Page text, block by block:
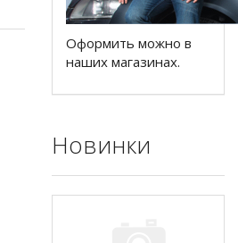
Оформить можно в
наших магазинах.
Новинки